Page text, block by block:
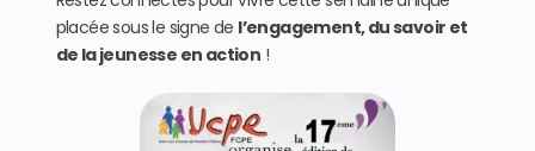
placée sous le signe de l’engagement, du savoir et
de la jeunesse en action !